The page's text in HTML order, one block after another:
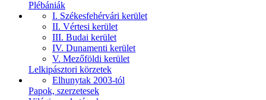
Plébániák
I. Székesfehérvári kerület
II. Vértesi kerület
III. Budai kerület
IV. Dunamenti kerület
V. Mezőföldi kerület
Lelkipásztori körzetek
Elhunytak 2003-tól
Papok, szerzetesek